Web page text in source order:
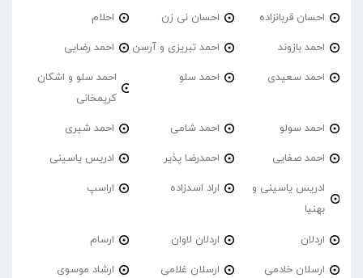
احسان قربانزاده احسان نی زن احلام
احمد بازوند احمد تبریزی و آرسن احمد‌ رضایی
احمد سعیدی احمد سلو
احمد سلو و اشکان
کریمخانی
احمد سولو احمد شامی احمد شیری
احمد صفایی احمدرضا پذیر ادریس یاسینی
ادریس یاسینی و
بهنیا
اراد اسدزاده اراسپ
اردلان اردلان لاوان ارسام
ارسلان خادمی ارسلان غلامی ارشاد موسوی